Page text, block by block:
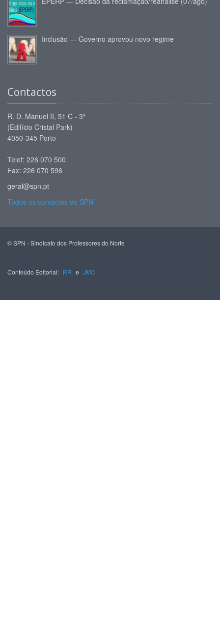
Inclusão — Governo aprovou novo regime
Contactos
R. D. Manuel II, 51 C - 3º
(Edifício Cristal Park)
4050-345 Porto
Telef: 226 070 500
Fax: 226 070 596
geral@spn.pt
Todos os contactos do SPN
© SPN - Sindicato dos Professores do Norte
Conteúdo Editorial: RR e JMC